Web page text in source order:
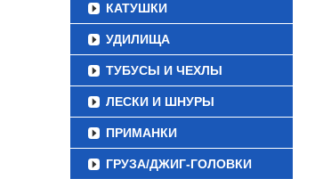
КАТУШКИ
УДИЛИЩА
ТУБУСЫ И ЧЕХЛЫ
ЛЕСКИ И ШНУРЫ
ПРИМАНКИ
ГРУЗА/ДЖИГ-ГОЛОВКИ